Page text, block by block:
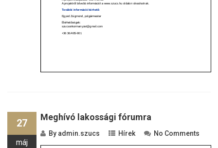
27
máj
Meghívó lakossági fórumra
By admin.szucs Hírek No Comments